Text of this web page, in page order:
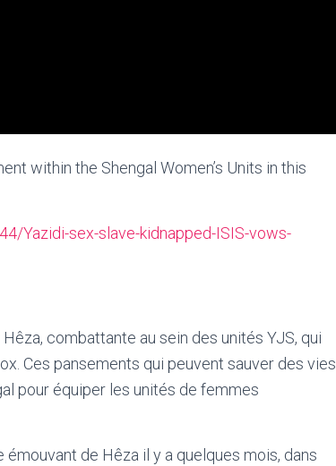
within the Shengal Women’s Units in this
Yazidi-sex-slave-kidnapped-ISIS-vows-
combattante au sein des unités YJS, qui
Ces pansements qui peuvent sauver des vies
pour équiper les unités de femmes
de Hêza il y a quelques mois, dans